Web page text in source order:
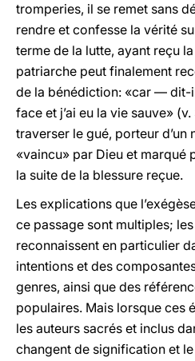
tromperies, il se remet sans
rendre et confesse la vérité
terme de la lutte, ayant reçu
patriarche peut finalement
de la bénédiction: «car — dit-
face et j’ai eu la vie sauve»
traverser le gué, porteur d’un
«vaincu» par Dieu et marqué
la suite de la blessure reçue.
Les explications que
ce passage sont multiples;
reconnaissent en particulier
intentions et des
genres, ainsi que des
populaires. Mais lorsque ces
les auteurs sacrés et inclus
changent de signification et le